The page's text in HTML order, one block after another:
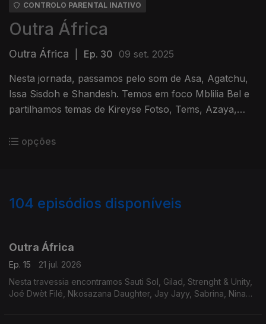
CONTROLO PARENTAL INATIVO
Outra África
Outra África Ep. 30 09 set. 2025
Nesta jornada, passamos pelo som de Asa, Agatchu,
Issa Sisdoh e Shandesh. Temos em foco Mblilia Bel e
partilhamos temas de Kireyse Fotso, Tems, Azaya,
opções
104 episódios disponíveis
Outra África
Ep. 15
21 jul. 2026
Nesta travessia encontramos Sauti Sol, Gilad, Strenght & Unity,
Joé Dwèt Filé, Nkosazana Daughter, Jay Jayy, Sabrina, Nina